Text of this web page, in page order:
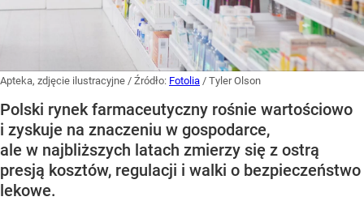
Apteka, zdjęcie ilustracyjne / Źródło: Fotolia / Tyler Olson
Polski rynek farmaceutyczny rośnie wartościowo
i zyskuje na znaczeniu w gospodarce,
ale w najbliższych latach zmierzy się z ostrą
presją kosztów, regulacji i walki o bezpieczeństwo
lekowe.